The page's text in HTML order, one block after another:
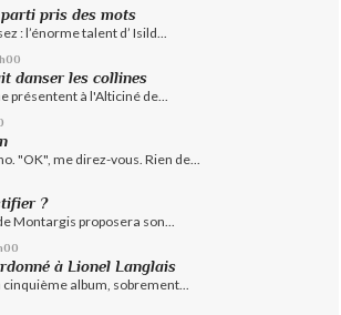
pris des mots
: l’énorme talent d’ Isild...
danser les collines
présentent à l'Alticiné de...
"OK", me direz-vous. Rien de...
?
Montargis proposera son...
à Lionel Langlais
album, sobrement...